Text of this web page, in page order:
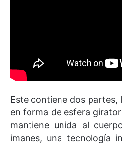
Este contiene dos partes,
en forma de esfera
mantiene unida al
imanes, una tecnología